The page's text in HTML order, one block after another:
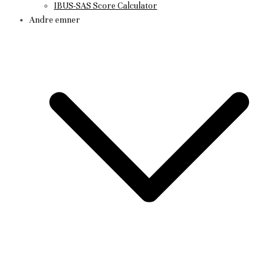
IBUS-SAS Score Calculator
Andre emner